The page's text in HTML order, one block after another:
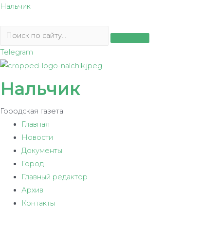
Перейти
содержимому
Нальчик
Telegram
Нальчик
Городская газета
Главная
Новости
Документы
Город
Главный редактор
Архив
Контакты